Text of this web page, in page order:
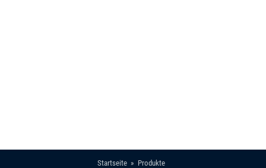
Startseite Produkte